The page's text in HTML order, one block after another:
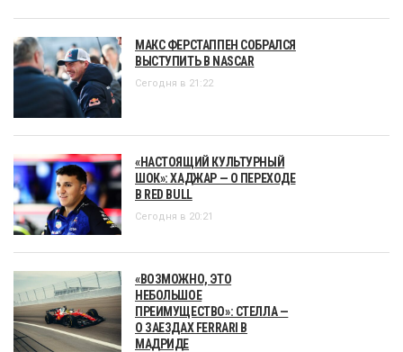
МАКС ФЕРСТАППЕН СОБРАЛСЯ
ВЫСТУПИТЬ В NASCAR
Сегодня в 21:22
«НАСТОЯЩИЙ КУЛЬТУРНЫЙ
ШОК»: ХАДЖАР — О ПЕРЕХОДЕ
В RED BULL
Сегодня в 20:21
«ВОЗМОЖНО, ЭТО
НЕБОЛЬШОЕ
ПРЕИМУЩЕСТВО»: СТЕЛЛА —
О ЗАЕЗДАХ FERRARI В
МАДРИДЕ